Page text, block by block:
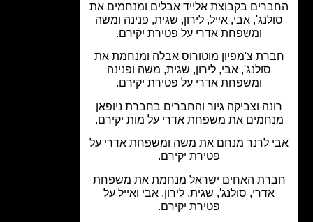
בקבוצת אלייד אבלים ומנחמים את
אבי, אייל, לירון, שגית, פנינה ומשה
ומשפחת אדרי על פטירת יקירם.
צ'מפיון מוטורוס אבלה ומנחמת את
סולנג', אבי, לירון, שגית, משה ופנינה
ומשפחת אדרי על פטירת יקירם.
וצביקה גיור והחברים בחברת ניופאן
את משפחת אדרי על מות יקירם.
לרנר מנחם את משה ומשפחת אדרי על
פטירת יקירם.
האחים ישראל מנחמת את משפחת
אדרי, סולנג', שגית, לירון, אבי ואייל על
פטירת יקירם.